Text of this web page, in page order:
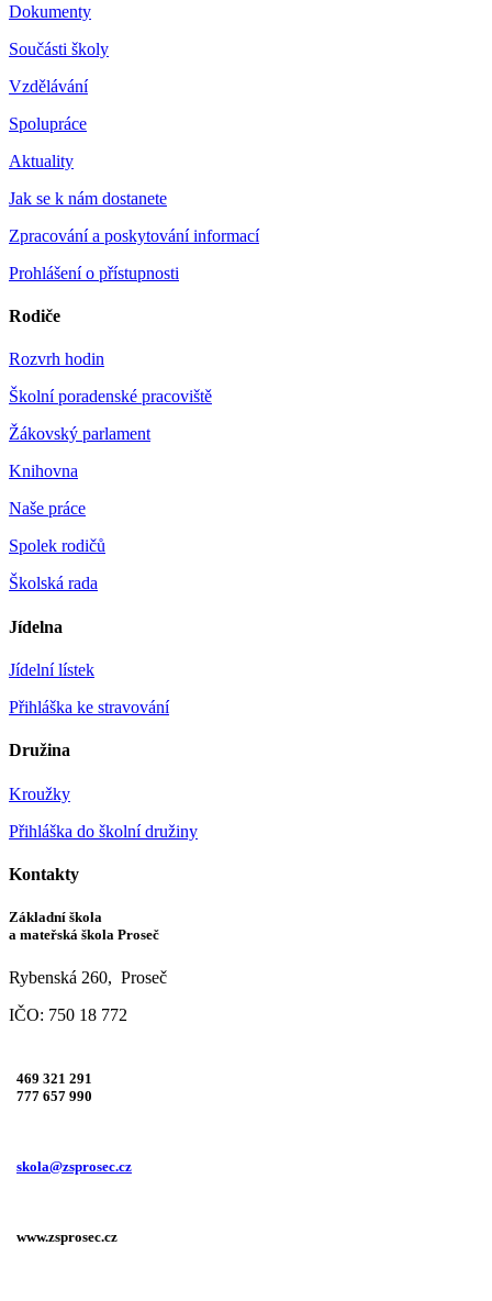
Dokumenty
Součásti školy
Vzdělávání
Spolupráce
Aktuality
Jak se k nám dostanete
Zpracování a poskytování informací
Prohlášení o přístupnosti
Rodiče
Rozvrh hodin
Školní poradenské pracoviště
Žákovský parlament
Knihovna
Naše práce
Spolek rodičů
Školská rada
Jídelna
Jídelní lístek
Přihláška ke stravování
Družina
Kroužky
Přihláška do školní družiny
Kontakty
Základní škola
a mateřská škola Proseč
Rybenská 260, Proseč
IČO: 750 18 772
469 321 291
777 657 990
skola@zsprosec.cz
www.zsprosec.cz